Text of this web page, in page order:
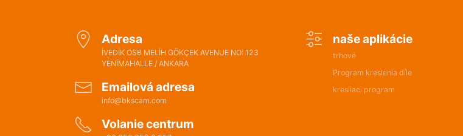
Adresa
İVEDİK OSB MELİH GÖKÇEK AVENUE NO: 123
YENİMAHALLE / ANKARA
Emailová adresa
info@bkscam.com
Volanie centrum
naše aplikácie
trhové
Program kreslenia díle
kresliaci program